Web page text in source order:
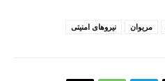
مریوان نیروهای امنیتی